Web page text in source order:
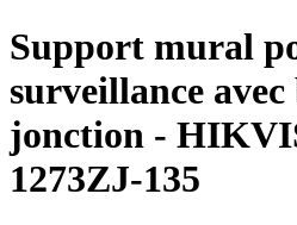
Support mural
surveillance avec
jonction -
1273ZJ-135